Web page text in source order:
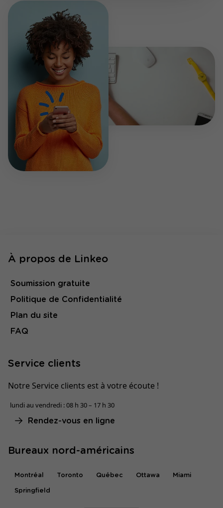
À propos de Linkeo
Soumission gratuite
Politique de Confidentialité
Plan du site
FAQ
Service clients
Notre Service clients est à votre écoute !
lundi au vendredi : 08 h 30 – 17 h 30
Rendez-vous en ligne
Bureaux nord-américains
Montréal Toronto Québec Ottawa Miami
Springfield